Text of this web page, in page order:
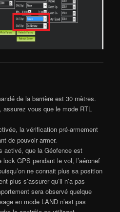
de la barrière est 30 mètres.
assurez vous que le mode RTL
la vérification pré-armement
de pouvoir armer.
activé, que la Géofence est
GPS pendant le vol, l’aéronef
ne connait plus sa position
plus s’assurer qu’il n’a pas
sera observé quelque
en mode LAND n’est pas